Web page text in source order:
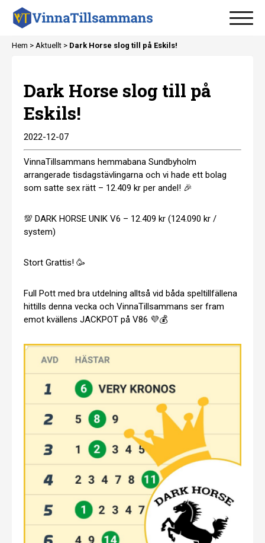
Hem > Aktuellt > Dark Horse slog till på Eskils!
Dark Horse slog till på
Eskils!
2022-12-07
VinnaTillsammans hemmabana Sundbyholm
arrangerade tisdagstävlingarna och vi hade ett bolag
som satte sex rätt – 12.409 kr per andel! 🎉
💯 DARK HORSE UNIK V6 – 12.409 kr (124.090 kr /
system)
Stort Grattis! 🥳
Full Pott med bra utdelning alltså vid båda speltillfällena
hittills denna vecka och VinnaTillsammans ser fram
emot kvällens JACKPOT på V86 💜💰